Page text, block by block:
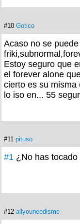
#10 Gotico
Acaso no se
Estoy seguro que
el forever alone
cierto es su misma
lo iso en... 55
#11 pituso
#1 ¿No has
#12 allyouneedisme